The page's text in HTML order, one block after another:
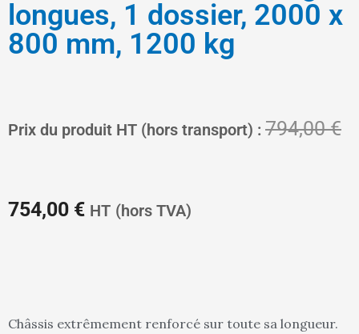
longues, 1 dossier, 2000 x
800 mm, 1200 kg
Prix du produit HT (hors transport) : 794,00€
754,00 €
Le
prix
HT (hors TVA)
Châssis extrêmement renforcé sur toute sa longueur.